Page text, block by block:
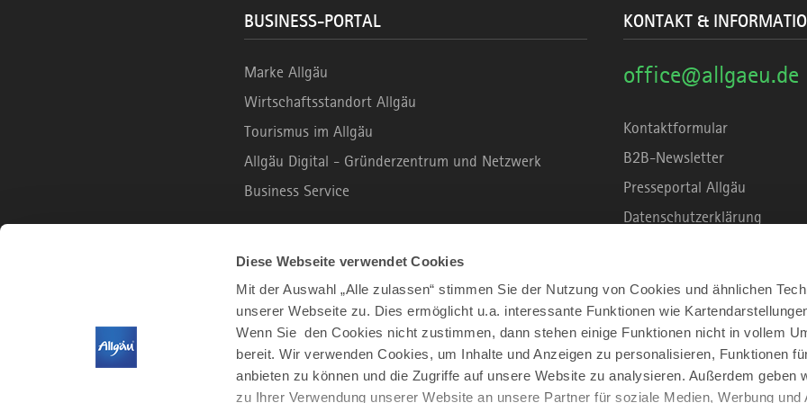
Diese Webseite verwendet Cookies
Mit der Auswahl „Alle zulassen“ stimmen Sie der Nutzung von Cookies und ähnlichen
unserer Webseite zu. Dies ermöglicht u.a. interessante Funktionen wie
Wenn Sie den Cookies nicht zustimmen, dann stehen einige Funktionen nicht in vollem
bereit. Wir verwenden Cookies, um Inhalte und Anzeigen zu personalisieren, Funktionen
anbieten zu können und die Zugriffe auf unsere Website zu analysieren. Außerdem geben
zu Ihrer Verwendung unserer Website an unsere Partner für soziale Medien, Werbung und
BUSINESS-PORTAL
Marke Allgäu
Wirtschaftsstandort Allgäu
Tourismus im Allgäu
Allgäu Digital - Gründerzentrum und Netzwerk
Business Service
B2C PORTAL
Urlaub und Freizeit
Leben und Arbeiten
Der Allgäu Podcast
KONTAKT &
office@allgaeu.de
Kontaktformular
B2B-Newsletter
Presseportal Allgäu
Datenschutzerklärung
Unsere Haltung zu
Impressum